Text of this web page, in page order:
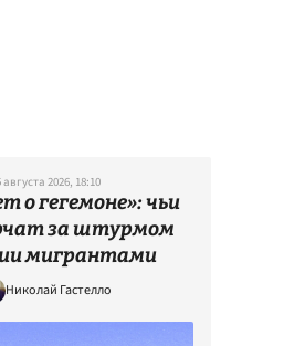
августа 2026, 18:10
о гегемоне»: чьи
за штурмом
мигрантами
Николай Гастелло